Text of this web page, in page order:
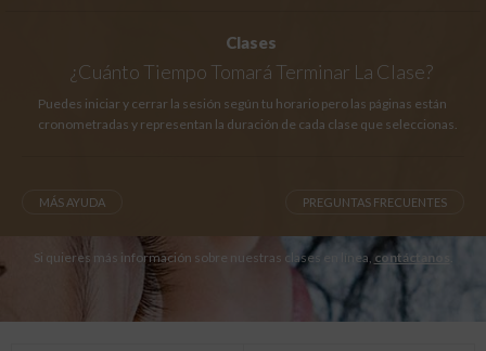
Clases
¿Cuánto Tiempo Tomará Terminar La Clase?
Puedes iniciar y cerrar la sesión según tu horario pero las páginas están
cronometradas y representan la duración de cada clase que seleccionas.
MÁS AYUDA PREGUNTAS FRECUENTES
Si quieres más información sobre nuestras clases en línea, contáctanos